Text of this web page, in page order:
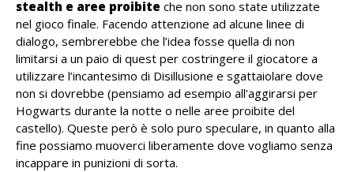
stealth e aree proibite che non sono state utilizzate
nel gioco finale. Facendo attenzione ad alcune linee di
dialogo, sembrerebbe che l’idea fosse quella di non
limitarsi a un paio di quest per costringere il giocatore a
utilizzare l’incantesimo di Disillusione e sgattaiolare dove
non si dovrebbe (pensiamo ad esempio all’aggirarsi per
Hogwarts durante la notte o nelle aree proibite del
castello). Queste però è solo puro speculare, in quanto alla
fine possiamo muoverci liberamente dove vogliamo senza
incappare in punizioni di sorta.